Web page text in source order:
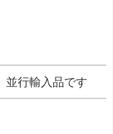
並行輸入品です